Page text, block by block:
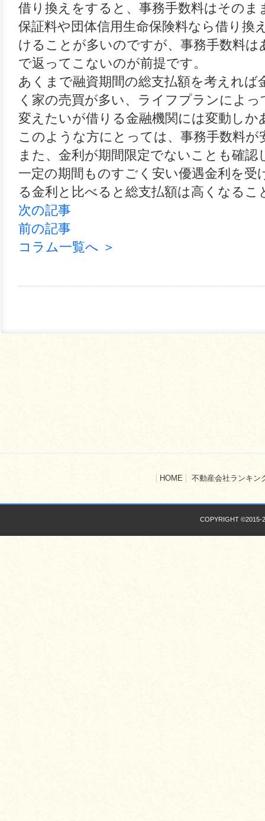
借り換えをすると、事務手数料はその
保証料や団体信用生命保険料なら借り換
けることが多いのですが、事務手数料
で返ってこないのが前提です。
あくまで融資期間の総支払額を考えれ
く家の売買が多い、ライフプランによ
変えたいが借りる金融機関には変動しか
このような方にとっては、事務手数料が
また、金利が期間限定でないことも確認
一定の期間ものすごく安い優遇金利を
る金利と比べると総支払額は高くなる
次の記事
前の記事
コラム一覧へ ＞
HOME 不動産会社ランキン
COPYRIGHT ©2015-